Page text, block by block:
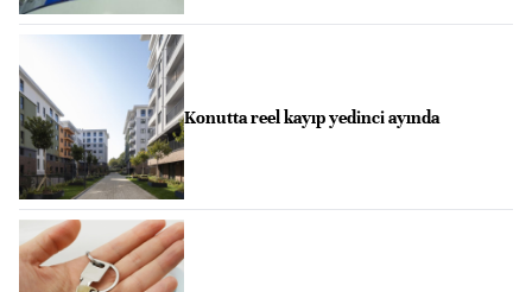
Konutta reel kayıp yedinci ayında